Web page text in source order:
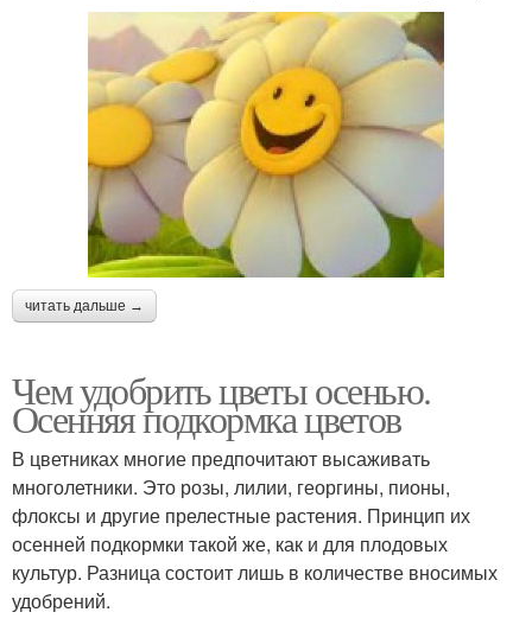
читать дальше →
Чем удобрить цветы осенью.
Осенняя подкормка цветов
В цветниках многие предпочитают высаживать
многолетники. Это розы, лилии, георгины, пионы,
флоксы и другие прелестные растения. Принцип их
осенней подкормки такой же, как и для плодовых
культур. Разница состоит лишь в количестве вносимых
удобрений.